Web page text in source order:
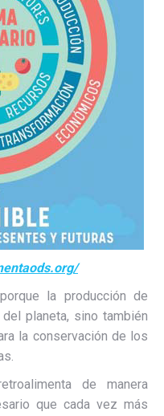
la producción de
planeta, sino también
la conservación de los
de manera
que cada vez más